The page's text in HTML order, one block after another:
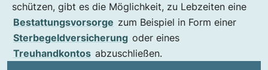
schützen, gibt es die Möglichkeit, zu Lebzeiten eine
Bestattungsvorsorge zum Beispiel in Form einer
Sterbegeldversicherung oder eines
Treuhandkontos abzuschließen.